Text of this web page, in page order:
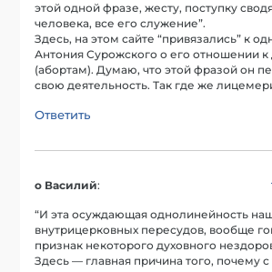
этой одной фразе, жесту, поступку
человека, все его служение”.
Здесь, на этом сайте “привязались” к
Антония Сурожского о его отношении к
(абортам). Думаю, что этой фразой он
свою деятельность. Так где же
Ответить
о Василий:
“И эта осуждающая однолинейность
внутрицерковных пересудов, вообще
признак некоторого духовного
Здесь — главная причина того, почему